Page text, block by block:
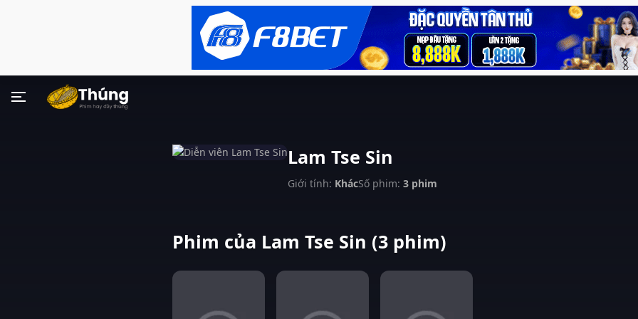
Lam Tse Sin
Giới tính: KhácSố phim: 3 phim
Phim của Lam Tse Sin (3 phim)